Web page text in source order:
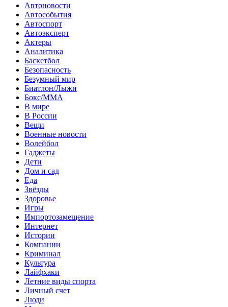
Автоновости
Автособытия
Автоспорт
Автоэксперт
Актеры
Аналитика
Баскетбол
Безопасность
Безумный мир
Биатлон/Лыжи
Бокс/MMA
В мире
В России
Вещи
Военные новости
Волейбол
Гаджеты
Дети
Дом и сад
Еда
Звёзды
Здоровье
Игры
Импортозамещение
Интернет
Истории
Компании
Криминал
Культура
Лайфхаки
Летние виды спорта
Личный счет
Люди